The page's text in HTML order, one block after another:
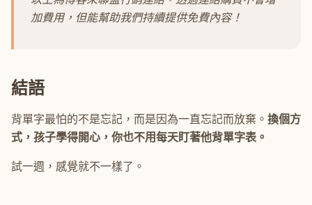
加費用，但能幫助我們持續提供免費內容！
結語
背單字最怕的不是忘記，而是因為一直忘記而放棄。 換個方
式，孩子學得開心，你也不用每天盯著他背單字表。
試一週，感覺就不一樣了。